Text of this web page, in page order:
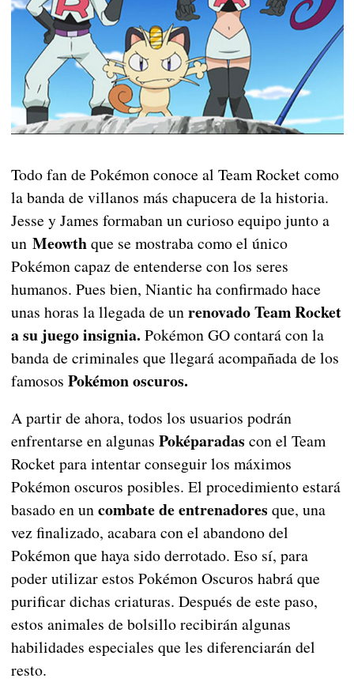
Todo fan de Pokémon conoce al Team Rocket como
la banda de villanos más chapucera de la historia.
Jesse y James formaban un curioso equipo junto a
un Meowthque se mostraba como el único
Pokémon capaz de entenderse con los seres
humanos. Pues bien, Niantic ha confirmado hace
unas horas la llegada de unrenovado Team Rocket
a su juego insignia. Pokémon GO contará con la
banda de criminales que llegará acompañada de los
famosos Pokémon oscuros.
A partir de ahora, todos los usuarios podrán
enfrentarse en algunas Poképaradas con el Team
Rocket para intentar conseguir los máximos
Pokémon oscuros posibles. El procedimiento estará
basado en uncombate de entrenadores que, una
vez finalizado, acabara con el abandono del
Pokémon que haya sido derrotado. Eso sí, para
poder utilizar estos Pokémon Oscuros habrá que
purificar dichas criaturas. Después de este paso,
estos animales de bolsillo recibirán algunas
habilidades especiales que les diferenciarán del
resto.